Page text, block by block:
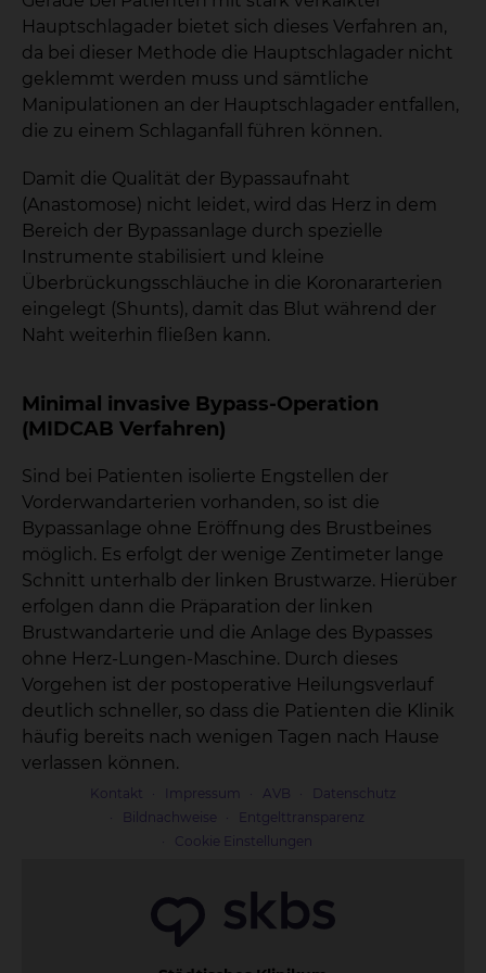
Hauptschlagader bietet sich dieses Verfahren an,
da bei dieser Methode die Hauptschlagader nicht
geklemmt werden muss und sämtliche
Manipulationen an der Hauptschlagader entfallen,
die zu einem Schlaganfall führen können.
Damit die Qualität der Bypassaufnaht
(Anastomose) nicht leidet, wird das Herz in dem
Bereich der Bypassanlage durch spezielle
Instrumente stabilisiert und kleine
Überbrückungsschläuche in die Koronararterien
eingelegt (Shunts), damit das Blut während der
Naht weiterhin fließen kann.
Minimal invasive Bypass-Operation
(MIDCAB Verfahren)
Sind bei Patienten isolierte Engstellen der
Vorderwandarterien vorhanden, so ist die
Bypassanlage ohne Eröffnung des Brustbeines
möglich. Es erfolgt der wenige Zentimeter lange
Schnitt unterhalb der linken Brustwarze. Hierüber
erfolgen dann die Präparation der linken
Brustwandarterie und die Anlage des Bypasses
ohne Herz-Lungen-Maschine. Durch dieses
Vorgehen ist der postoperative Heilungsverlauf
deutlich schneller, so dass die Patienten die Klinik
häufig bereits nach wenigen Tagen nach Hause
verlassen können.
Kontakt Impressum AVB
Datenschutz
Bildnachweise
Entgelttransparenz
Cookie Einstellungen